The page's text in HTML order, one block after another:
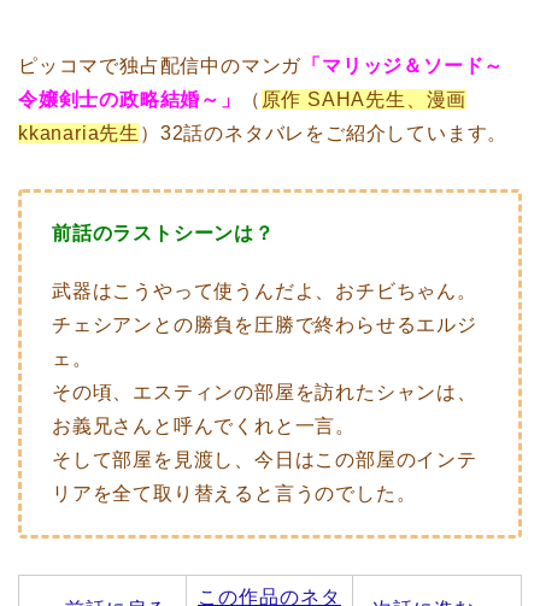
ピッコマで独占配信中のマンガ 「マリッジ＆ソード～
令嬢剣士の政略結婚～」
（ 原作 SAHA先生、漫画
kkanaria先生 ）32話のネタバレをご紹介しています。
前話のラストシーンは？
武器はこうやって使うんだよ、おチビちゃん。
チェシアンとの勝負を圧勝で終わらせるエルジ
ェ。
その頃、エスティンの部屋を訪れたシャンは、
お義兄さんと呼んでくれと一言。
そして部屋を見渡し、今日はこの部屋のインテ
リアを全て取り替えると言うのでした。
この作品のネタ